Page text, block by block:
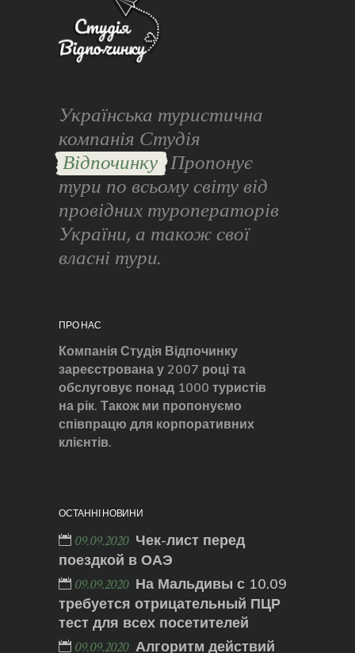
Українська туристична
компанія Студія
Відпочинку Пропонує
тури по всьому світу від
провідних туроператорів
України, а також свої
власні тури.
ПРО НАС
Компанія Студія Відпочинку
зареєстрована у 2007 році та
обслуговує понад 1000 туристів
на рік. Також ми пропонуємо
співпрацю для корпоративних
клієнтів.
ОСТАННІ НОВИНИ
09.09.2020 Чек-лист перед
поездкой в ОАЭ
09.09.2020 На Мальдивы с 10.09
требуется отрицательный ПЦР
тест для всех посетителей
09.09.2020 Алгоритм действий